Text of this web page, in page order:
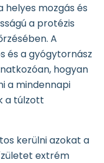
helyes mozgás és
a protézis
A
és a gyógytornász
hogyan
a mindennapi
a túlzott
kerülni azokat a
extrém